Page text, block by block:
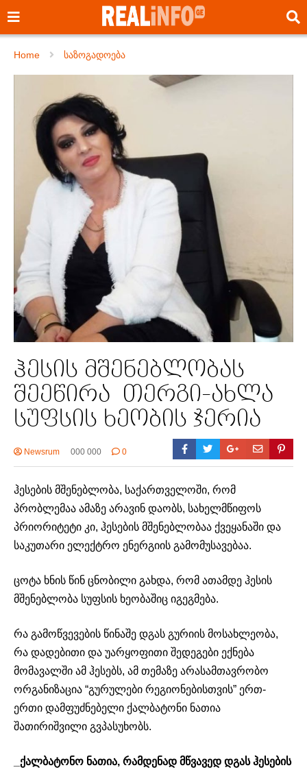
Home საზოგადოება
ჰესის მშენებლობას
შეეწირა თერგი-ახლა
სუფსის ხეობის ჯერია
Newsrum 000 000 0
ჰესების მშენებლობა, საქართველოში, რომ
პრობლემაა ამაზე არავინ დაობს, სახელმწიფოს
პრიორიტეტი კი, ჰესების მშენებლობაა ქვეყანაში და
საკუთარი ელექტრო ენერგიის გამომუსავებაა.
ცოტა ხნის წინ ცნობილი გახდა, რომ ათამდე ჰესის
მშენებლობა სუფსის ხეობაშიც იგეგმება.
რა გამოწვევების წინაშე დგას გურიის მოსახლეობა,
რა დადებითი და უარყოფითი შედეგები ექნება
მომავალში ამ ჰესებს, ამ თემაზე არასამთავრობო
ორგანიზაცია “გურულები რეგიონებისთვის” ერთ-
ერთი დამფუძნებელი ქალბატონი ნათია
შათირიშვილი გვპასუხობს.
_ქალბატონო ნათია, რამდენად მწვავედ დგას ჰესების